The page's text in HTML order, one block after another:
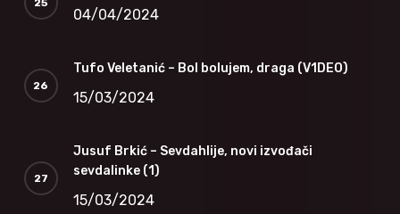
04/04/2024
Tufo Veletanić – Bol bolujem, draga (V1DEO)
15/03/2024
Jusuf Brkić – Sevdahlije, novi izvođači
sevdalinke (1)
15/03/2024